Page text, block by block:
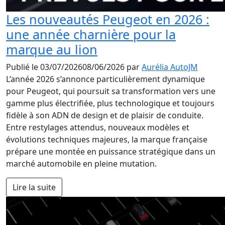
Les nouveautés Peugeot en 2026 :
une année charnière pour la
marque au lion
Publié le03/07/202608/06/2026 parAurélia AutoJM
L’année 2026 s’annonce particulièrement dynamique
pour Peugeot, qui poursuit sa transformation vers une
gamme plus électrifiée, plus technologique et toujours
fidèle à son ADN de design et de plaisir de conduite.
Entre restylages attendus, nouveaux modèles et
évolutions techniques majeures, la marque française
prépare une montée en puissance stratégique dans un
marché automobile en pleine mutation.
Lire la suite